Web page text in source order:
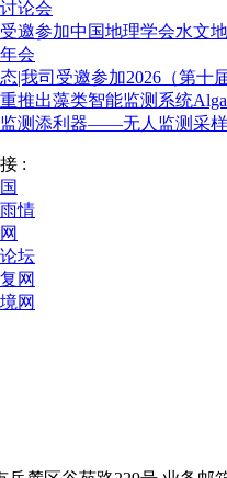
论会
邀参加中国地理学会水文
会
|我司受邀参加2026（第十
推出藻类智能监测系统
测添利器——无人监测采
:
情
坛
网
网